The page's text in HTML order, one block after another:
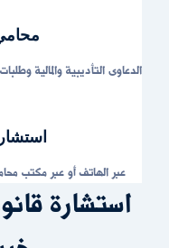
الدعاوى التأديبية والمالية
عبر الهاتف أو عبر مكتب
استشارة